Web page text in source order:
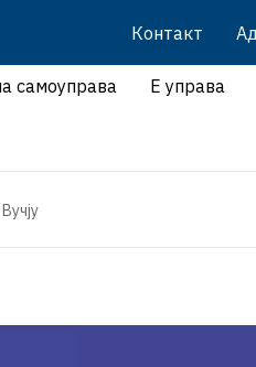
Контакт
самоуправа Е управа